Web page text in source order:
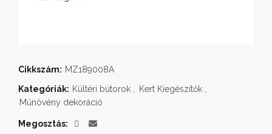
Cikkszám: MZ189008A
Kategóriák: Kültéri bútorok Kert Kiegészítők
Műnövény dekoráció
Megosztás